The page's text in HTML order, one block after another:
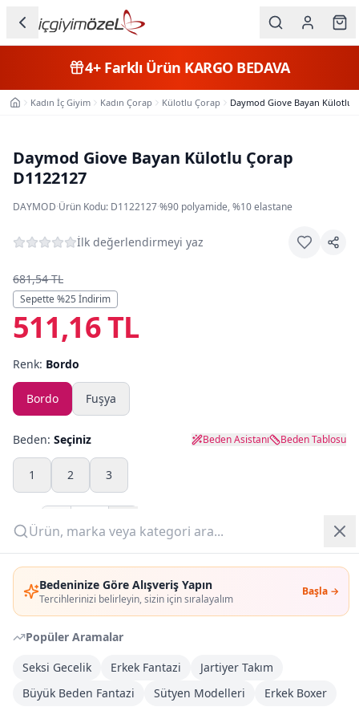
Bedeninize Göre Alışveriş Yapın
Tercihlerinizi belirleyin, sizin için sıralayalım
Başla →
Popüler Aramalar
Seksi Gecelik
Erkek Fantazi
Jartiyer Takım
Büyük Beden Fantazi
Sütyen Modelleri Erkek Boxer
Kategorileri
Çocuk
Beden
Markalar
Plaj & Mayo
Yazlık Pijama
Yeni Gelenler
Giriş Yap
Üye Ol
4+Farklı Ürün KARGO BEDAVA
Ana SayfaKadın İç Giyim Kadın Çorap Külotlu Çorap Daymod Giove Bayan Külotlu
Daymod Giove Bayan Külotlu Çorap
D1122127
DAYMOD·Ürün Kodu: D1122127·%90 polyamide, %10 elastane
İlk değerlendirmeyi yaz
681,54 TL
Sepette %25 İndirim
511,16 TL
Renk: Bordo
Bordo Fuşya
Beden: Seçiniz Beden Asistanı Beden Tablosu
1 2 3
Adet:
Sepete Ekle
Şimdi Al
DHL Kargoya Teslim